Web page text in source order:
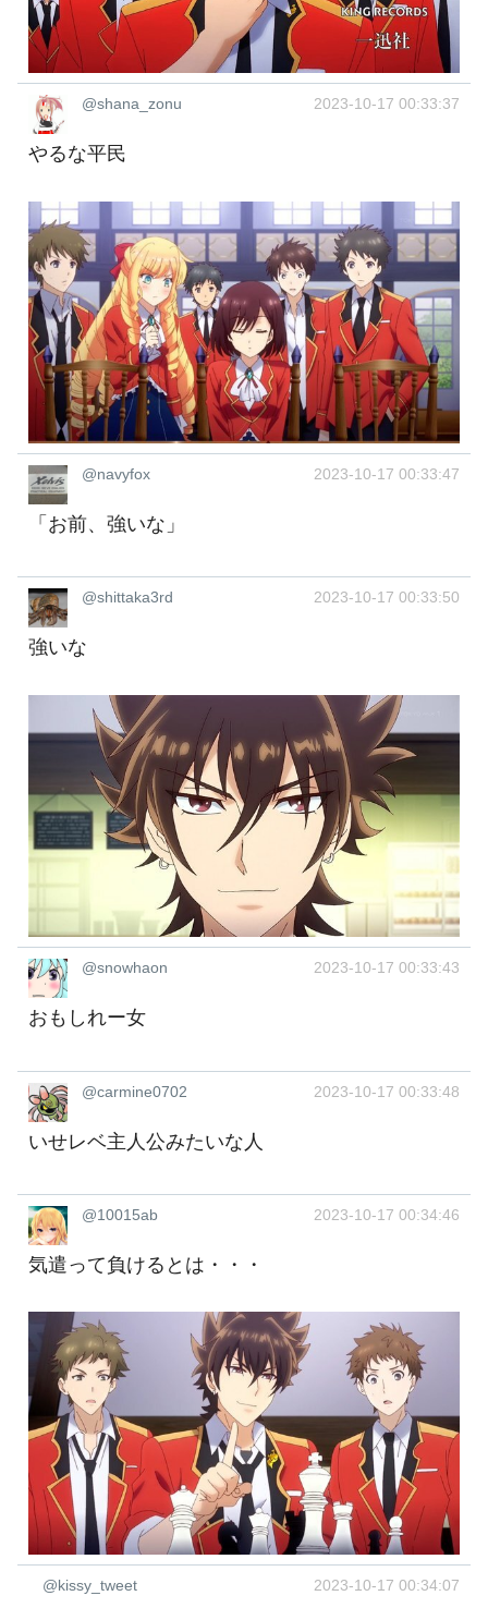
@shana_zonu 2023-10-17 00:33:37
やるな平民
@navyfox 2023-10-17 00:33:47
「お前、強いな」
@shittaka3rd 2023-10-17 00:33:50
強いな
@snowhaon 2023-10-17 00:33:43
おもしれー女
@carmine0702 2023-10-17 00:33:48
いせレベ主人公みたいな人
@10015ab 2023-10-17 00:34:46
気遣って負けるとは・・・
@kissy_tweet 2023-10-17 00:34:07